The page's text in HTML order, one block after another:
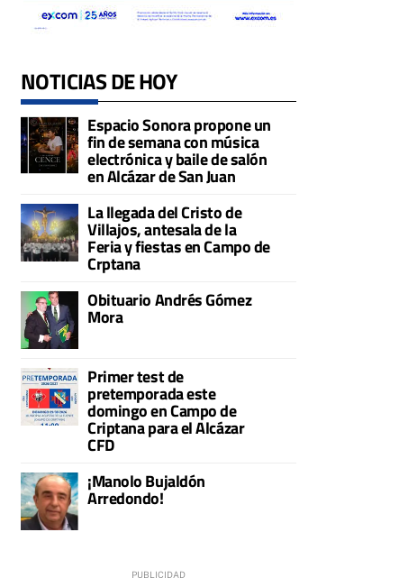
NOTICIAS DE HOY
Espacio Sonora propone un
fin de semana con música
electrónica y baile de salón
en Alcázar de San Juan
La llegada del Cristo de
Villajos, antesala de la
Feria y fiestas en Campo de
Crptana
Obituario Andrés Gómez
Mora
Primer test de
pretemporada este
domingo en Campo de
Criptana para el Alcázar
CFD
¡Manolo Bujaldón
Arredondo!